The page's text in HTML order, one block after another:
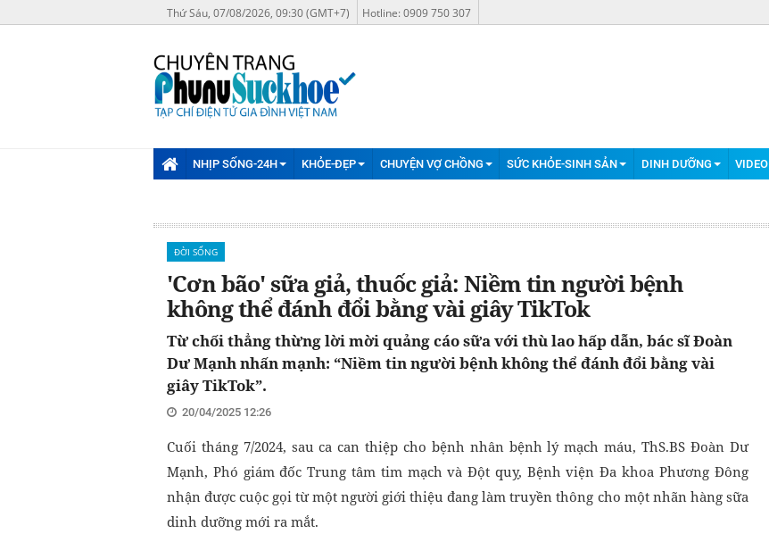
Thứ Sáu, 07/08/2026, 09:30 (GMT+7) Hotline: 0909 750 307
NHỊP SỐNG-24H KHỎE-ĐẸP CHUYỆN VỢ CHỒNG SỨC KHỎE-SINH SẢN DINH DƯỠNG VIDEO
ĐỜI SỐNG
'Cơn bão' sữa giả, thuốc giả: Niềm tin người bệnh
không thể đánh đổi bằng vài giây TikTok
Từ chối thẳng thừng lời mời quảng cáo sữa với thù lao hấp dẫn, bác sĩ Đoàn
Dư Mạnh nhấn mạnh: “Niềm tin người bệnh không thể đánh đổi bằng vài
giây TikTok”.
20/04/2025 12:26
Cuối tháng 7/2024, sau ca can thiệp cho bệnh nhân bệnh lý mạch máu, ThS.BS Đoàn Dư
Mạnh, Phó giám đốc Trung tâm tim mạch và Đột quỵ, Bệnh viện Đa khoa Phương Đông
nhận được cuộc gọi từ một người giới thiệu đang làm truyền thông cho một nhãn hàng sữa
dinh dưỡng mới ra mắt.